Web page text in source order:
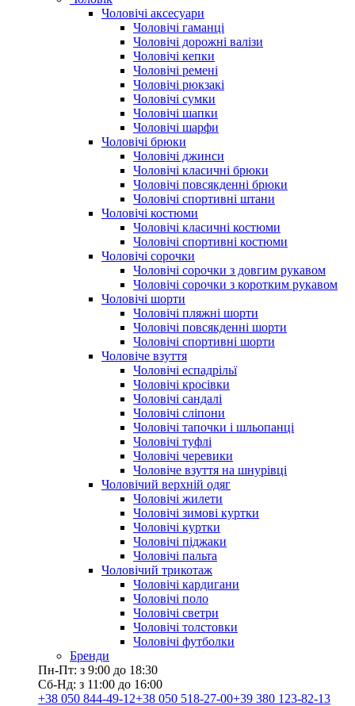
Чоловічі аксесуари
Чоловічі гаманці
Чоловічі дорожні валізи
Чоловічі кепки
Чоловічі ремені
Чоловічі рюкзакі
Чоловічі сумки
Чоловічі шапки
Чоловічі шарфи
Чоловічі брюки
Чоловічі джинси
Чоловічі класичні брюки
Чоловічі повсякденні брюки
Чоловічі спортивні штани
Чоловічі костюми
Чоловічі класичні костюми
Чоловічі спортивні костюми
Чоловічі сорочки
Чоловічі сорочки з довгим рукавом
Чоловічі сорочки з коротким рукавом
Чоловічі шорти
Чоловічі пляжні шорти
Чоловічі повсякденні шорти
Чоловічі спортивні шорти
Чоловіче взуття
Чоловічі еспадрільї
Чоловічі кросівки
Чоловічі сандалі
Чоловічі сліпони
Чоловічі тапочки і шльопанці
Чоловічі туфлі
Чоловічі черевики
Чоловіче взуття на шнурівці
Чоловічий верхній одяг
Чоловічі жилети
Чоловічі зимові куртки
Чоловічі куртки
Чоловічі піджаки
Чоловічі пальта
Чоловічий трикотаж
Чоловічі кардигани
Чоловічі поло
Чоловічі светри
Чоловічі толстовки
Чоловічі футболки
Бренди
Пн-Пт: з 9:00 до 18:30
Сб-Нд: з 11:00 до 16:00
+38 050 844-49-12+38 050 518-27-00+39 380 123-82-13